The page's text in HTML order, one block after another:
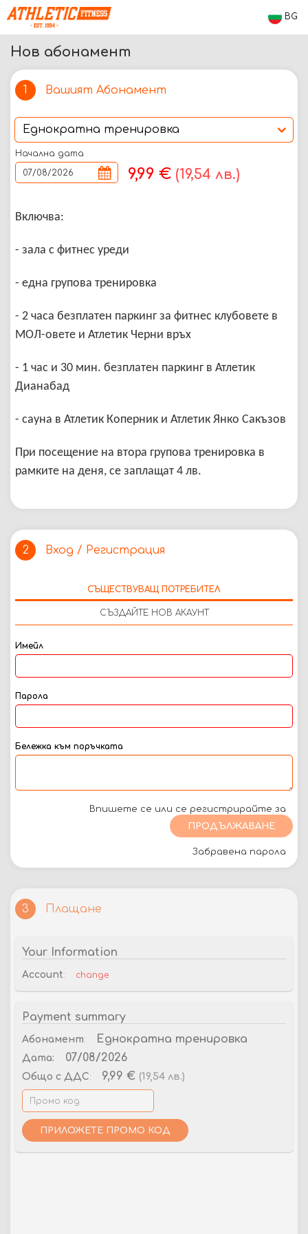
BG
Нов абонамент
1 Вашият Абонамент
Начална дата
9,99 € (19,54 лв.)
Включва:
- зала с фитнес уреди
- една групова тренировка
- 2 часа безплатен паркинг за фитнес клубовете в
МОЛ-овете и Атлетик Черни връх
- 1 час и 30 мин. безплатен паркинг в Атлетик
Дианабад
- сауна в Атлетик Коперник и Атлетик Янко Сакъзов
При посещение на втора групова тренировка в
рамките на деня, се заплащат 4 лв.
2 Вход / Регистрация
СЪЩЕСТВУВАЩ ПОТРЕБИТЕЛ
СЪЗДАЙТЕ НОВ АКАУНТ
Имейл
Парола
Бележка към поръчката
Впишете се или се регистрирайте за
ПРОДЪЛЖАВАНЕ
Забравена парола
3 Плащане
Your Information
Account: change
Payment summary
Абонамент: Еднократна тренировка
Дата: 07/08/2026
Общо с ДДС: 9,99 € (19,54 лв.)
ПРИЛОЖЕТЕ ПРОМО КОД